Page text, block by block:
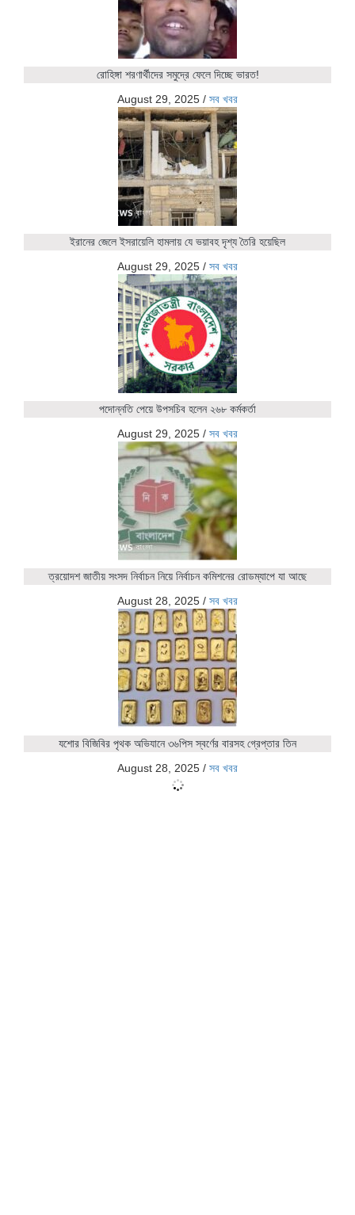
রোহিঙ্গা শরণার্থীদের সমুদ্রে ফেলে দিচ্ছে ভারত!
August 29, 2025 / সব খবর
ইরানের জেলে ইসরায়েলি হামলায় যে ভয়াবহ দৃশ্য তৈরি হয়েছিল
August 29, 2025 / সব খবর
পদোন্নতি পেয়ে উপসচিব হলেন ২৬৮ কর্মকর্তা
August 29, 2025 / সব খবর
ত্রয়োদশ জাতীয় সংসদ নির্বাচন নিয়ে নির্বাচন কমিশনের রোডম্যাপে যা আছে
August 28, 2025 / সব খবর
যশোর বিজিবির পৃথক অভিযানে ৩৬পিস স্বর্ণের বারসহ গ্রেপ্তার তিন
August 28, 2025 / সব খবর